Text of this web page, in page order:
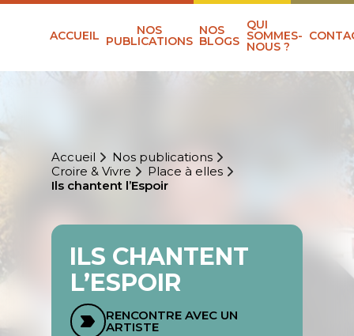
ACCUEIL NOS
PUBLICATIONS
NOS
BLOGS
QUI
SOMMES-
NOUS ?
Accueil
Nos publications
Croire & Vivre
Place à elles
Ils chantent l’Espoir
ILS CHANTENT
L’ESPOIR
RENCONTRE AVEC UN
ARTISTE